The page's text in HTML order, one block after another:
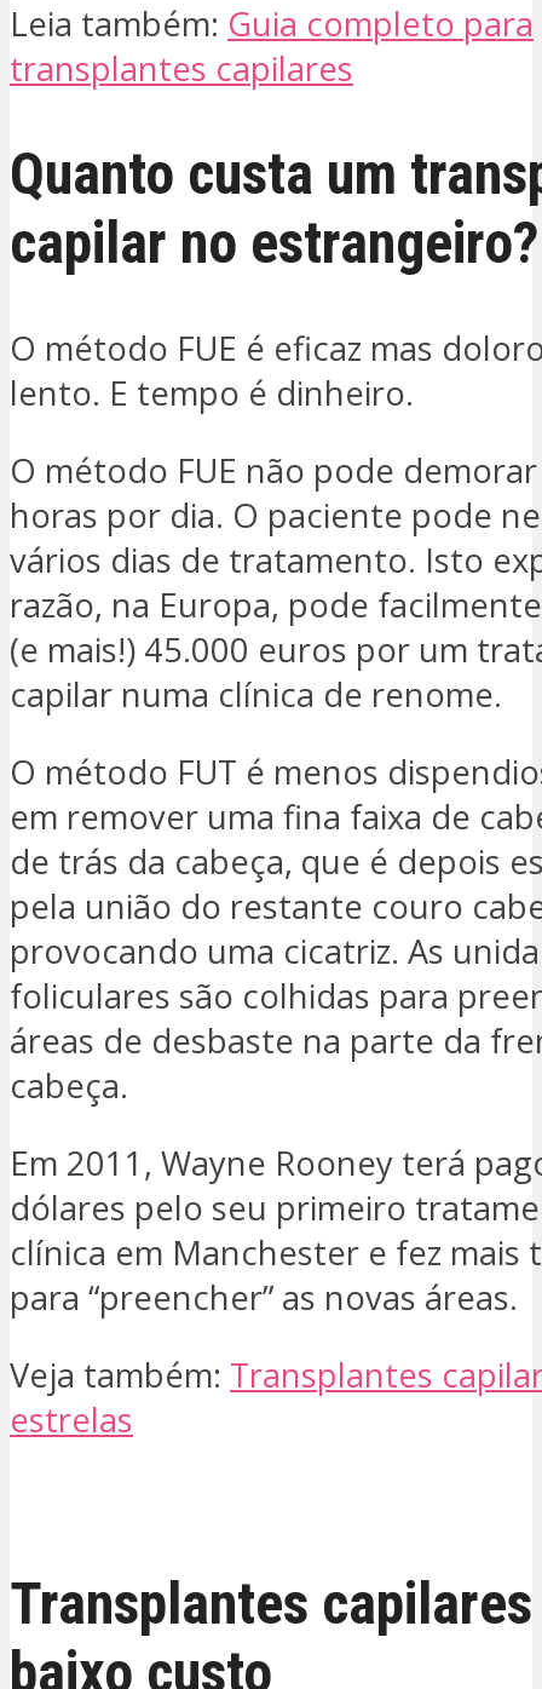
Leia também: Guia completo para
transplantes capilares
Quanto custa um
capilar no estrangeiro?
O método FUE é eficaz mas
lento. E tempo é dinheiro.
O método FUE não pode
horas por dia. O paciente pode
vários dias de tratamento. Isto
razão, na Europa, pode
(e mais!) 45.000 euros por um
capilar numa clínica de renome.
O método FUT é menos
em remover uma fina faixa de
de trás da cabeça, que é depois
pela união do restante couro
provocando uma cicatriz. As
foliculares são colhidas para
áreas de desbaste na parte da
cabeça.
Em 2011, Wayne Rooney terá
dólares pelo seu primeiro
clínica em Manchester e fez mais
para “preencher” as novas áreas.
Veja também: Transplantes
estrelas
Transplantes
baixo custo